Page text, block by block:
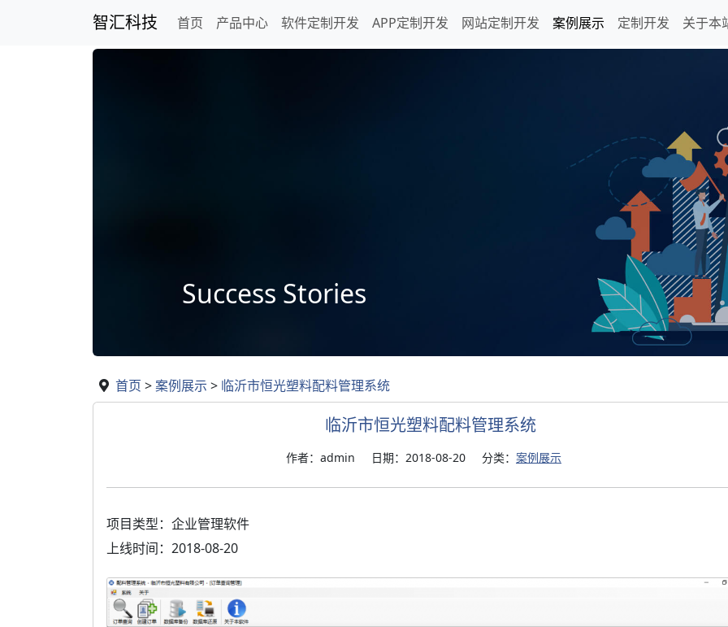
智汇科技 首页 产品中心 软件定制开发 APP定制开发 网站定制开发 案例展示 定制开发 关于本
Success Stories
首页 >案例展示 > 临沂市恒光塑料配料管理系统
临沂市恒光塑料配料管理系统
作者：admin 日期：2018-08-20 分类： 案例展示
项目类型：企业管理软件
上线时间：2018-08-20